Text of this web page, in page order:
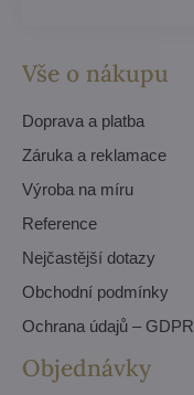
Vše o nákupu
Doprava a platba
Záruka a reklamace
Výroba na míru
Reference
Nejčastější dotazy
Obchodní podmínky
Ochrana údajů – GDPR
Objednávky